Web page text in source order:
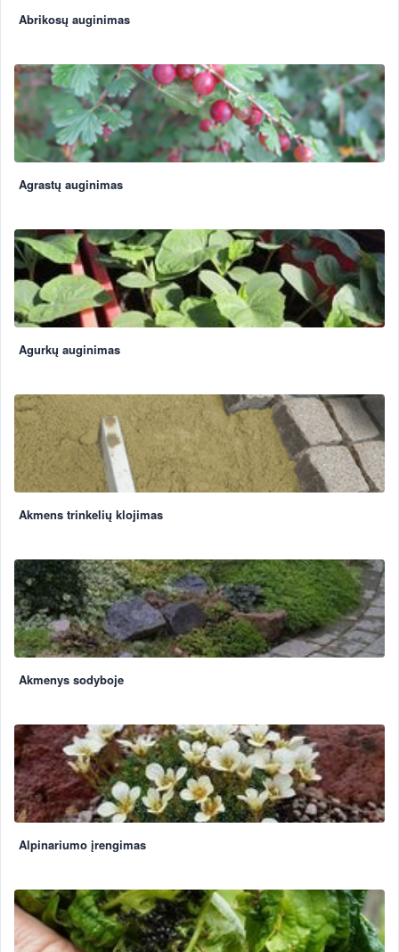
Abrikosų auginimas
Agrastų auginimas
Agurkų auginimas
Akmens trinkelių klojimas
Akmenys sodyboje
Alpinariumo įrengimas